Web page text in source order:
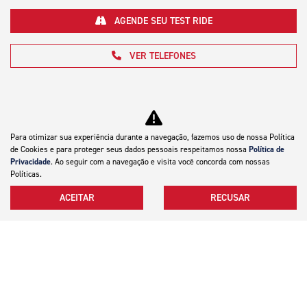
VER TELEFONES
AGENDE SEU TEST RIDE
Motocicletas
Mapa do site
Para otimizar sua experiência durante a navegação, fazemos uso de nossa Política
de Cookies e para proteger seus dados pessoais respeitamos nossa Política de
Privacidade. Ao seguir com a navegação e visita você concorda com nossas
Políticas.
ACEITAR RECUSAR